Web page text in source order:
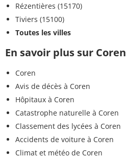
Rézentières (15170)
Tiviers (15100)
Toutes les villes
En savoir plus sur Coren
Coren
Avis de décès à Coren
Hôpitaux à Coren
Catastrophe naturelle à Coren
Classement des lycées à Coren
Accidents de voiture à Coren
Climat et météo de Coren